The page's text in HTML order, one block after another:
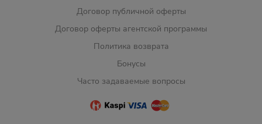
Договор публичной оферты
Договор оферты агентской программы
Политика возврата
Бонусы
Часто задаваемые вопросы